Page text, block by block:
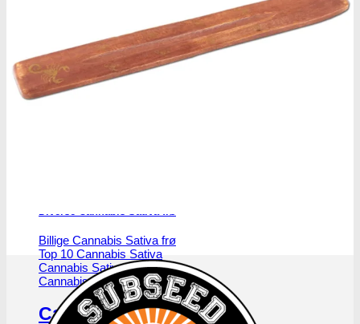
Cannabis Sativa
Billige Cannabis Sativa frø
Top 10 Cannabis Sativa
Cannabis Sativa mix-pakker
Cannabis Sativa bulk frø
Cannabis Indica